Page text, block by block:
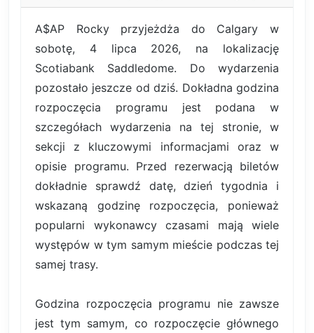
A$AP Rocky przyjeżdża do Calgary w
sobotę, 4 lipca 2026, na lokalizację
Scotiabank Saddledome. Do wydarzenia
pozostało jeszcze od dziś. Dokładna godzina
rozpoczęcia programu jest podana w
szczegółach wydarzenia na tej stronie, w
sekcji z kluczowymi informacjami oraz w
opisie programu. Przed rezerwacją biletów
dokładnie sprawdź datę, dzień tygodnia i
wskazaną godzinę rozpoczęcia, ponieważ
popularni wykonawcy czasami mają wiele
występów w tym samym mieście podczas tej
samej trasy.
Godzina rozpoczęcia programu nie zawsze
jest tym samym, co rozpoczęcie głównego